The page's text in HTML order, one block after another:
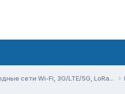
сети Wi-Fi, 3G/LTE/5G, LoRa...